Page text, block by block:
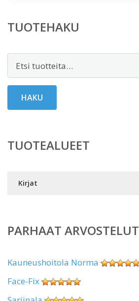
TUOTEHAKU
HAKU
TUOTEALUEET
Kirjat
PARHAAT ARVOSTELUT
Kauneushoitola Norma
Face-Fix